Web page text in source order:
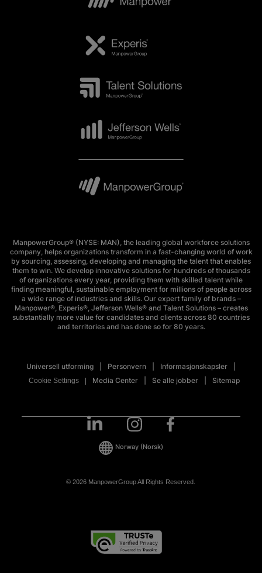
ManpowerGroup® (NYSE: MAN), the leading global workforce solutions
company, helps organizations transform in a fast-changing world of work
by sourcing, assessing, developing and managing the talent that enables
them to win. We develop innovative solutions for hundreds of thousands
of organizations every year, providing them with skilled talent while
finding meaningful, sustainable employment for millions of people across
a wide range of industries and skills. Our expert family of brands –
Manpower®, Experis®, Jefferson Wells® and Talent Solutions – creates
substantially more value for candidates and clients across 80 countries
and territories and has done so for 80 years.
Universell utforming Personvern Informasjonskapsler
Cookie Settings Media Center Se alle jobber Sitemap
© 2026 ManpowerGroup All Rights Reserved.
Norway (Norsk)